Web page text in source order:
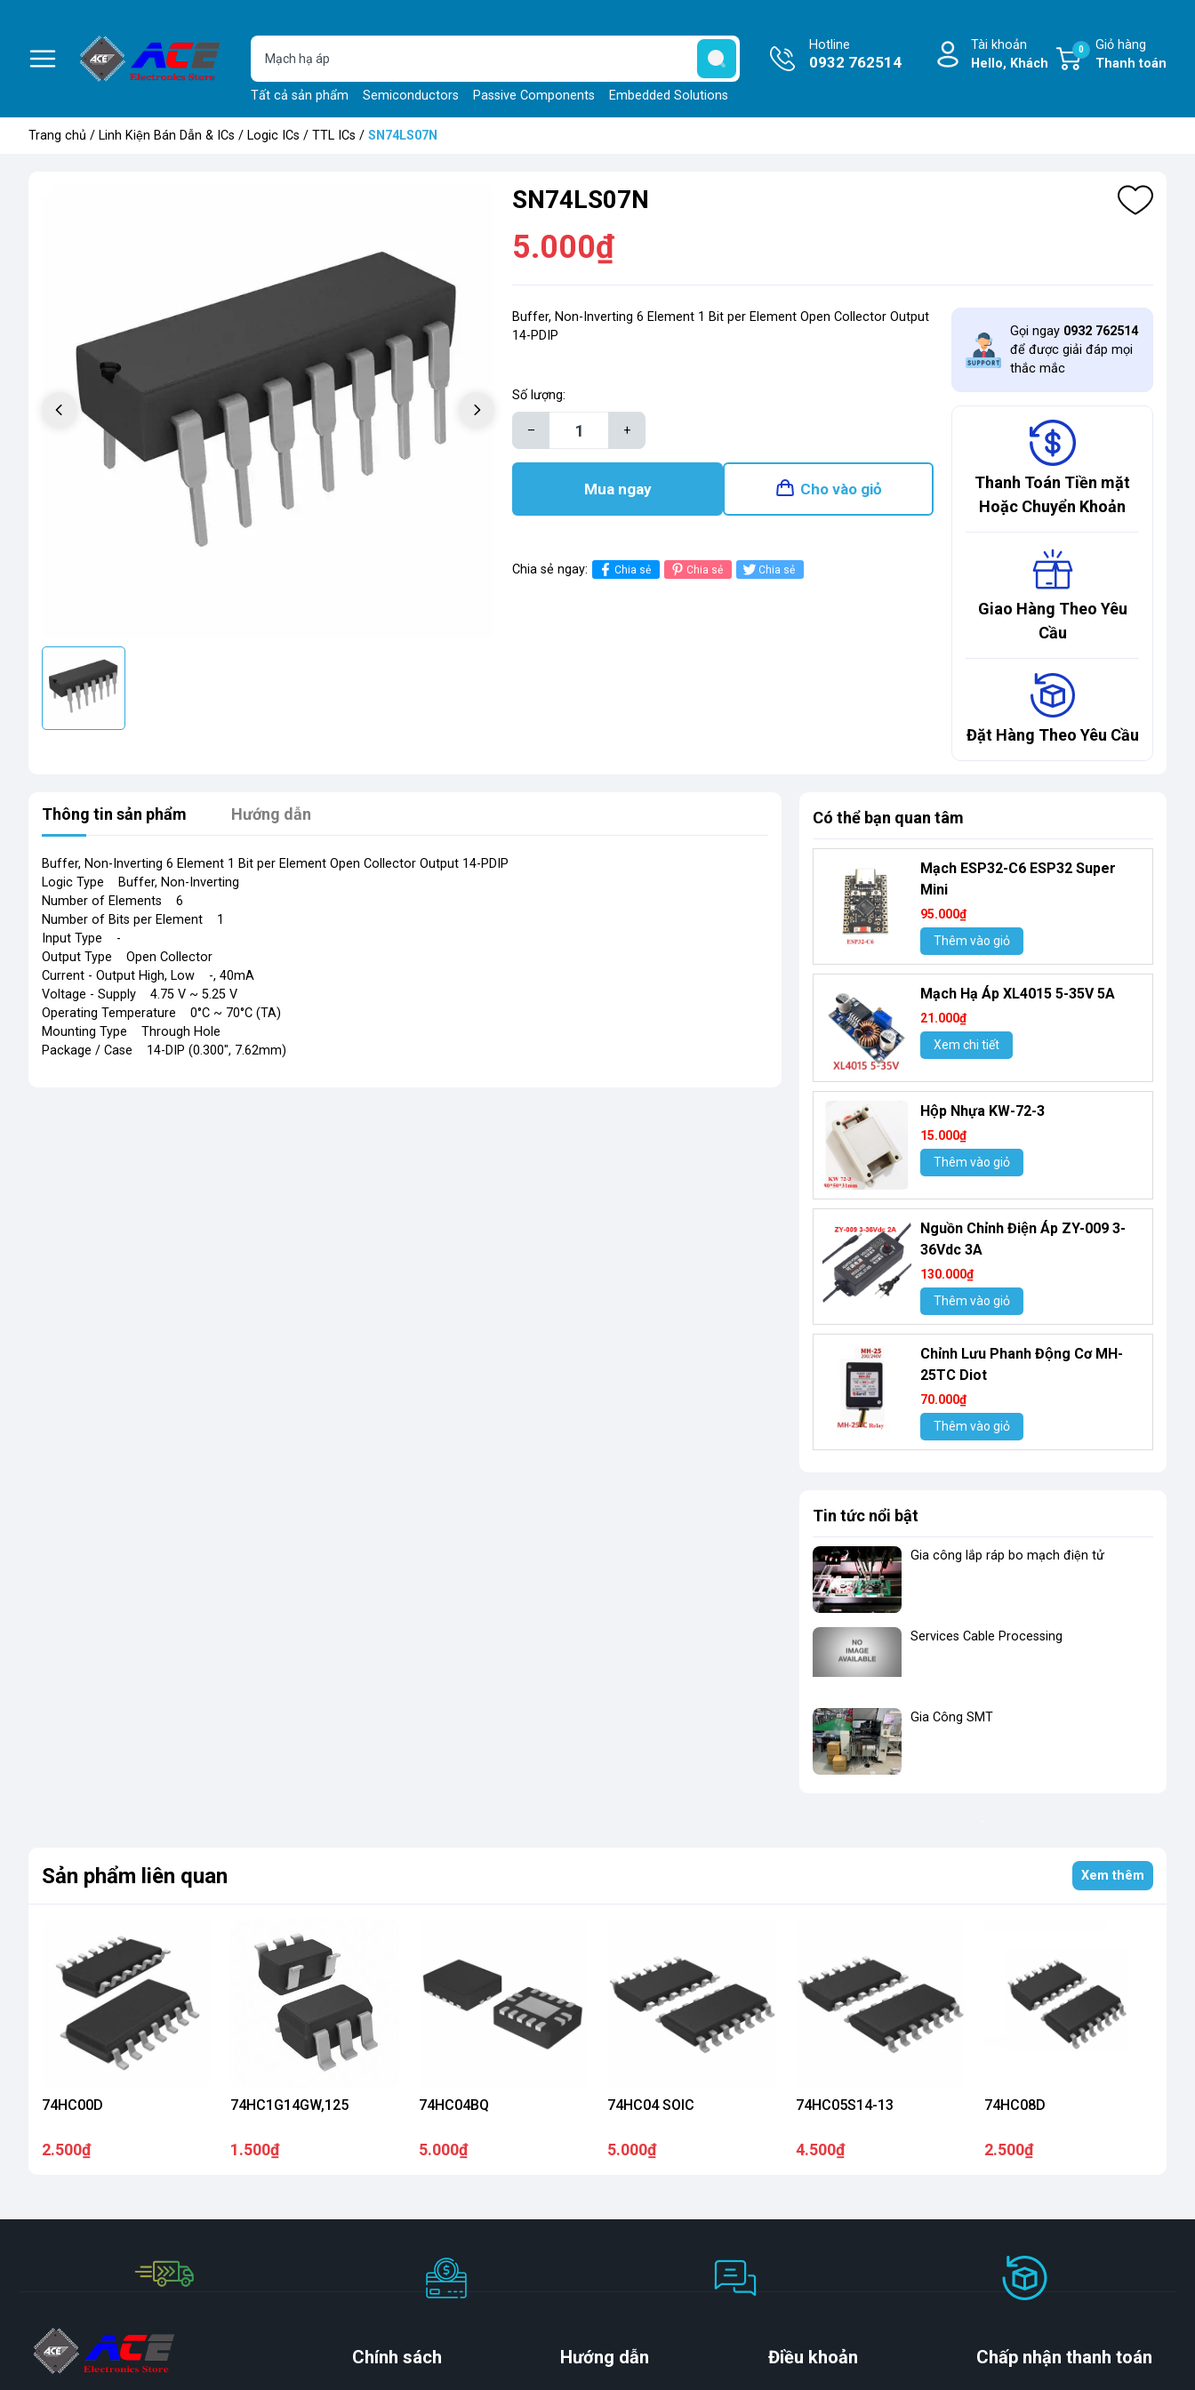
Tất cả sản phẩm Semiconductors Passive Components Embedded Solutions
Hotline
0932 762514
Tài khoản
Hello, Khách
Giỏ hàng
Thanh toán
0
Trang chủ / Linh Kiện Bán Dẫn & ICs / Logic ICs / TTL ICs / SN74LS07N
SN74LS07N
5.000₫
Buffer, Non-Inverting 6 Element 1 Bit per Element Open Collector Output
14-PDIP
Số lượng:
– +
Mua ngay Cho vào giỏ
Chia sẻ ngay: Chia sẻ Chia sẻ Chia sẻ
Gọi ngay 0932 762514
để được giải đáp mọi
thắc mắc
Thanh Toán Tiền mặt
Hoặc Chuyển Khoản
Giao Hàng Theo Yêu
Cầu
Đặt Hàng Theo Yêu Cầu
Thông tin sản phẩm Hướng dẫn
Buffer, Non-Inverting 6 Element 1 Bit per Element Open Collector Output 14-PDIP
Logic Type Buffer, Non-Inverting
Number of Elements 6
Number of Bits per Element 1
Input Type -
Output Type Open Collector
Current - Output High, Low -, 40mA
Voltage - Supply 4.75 V ~ 5.25 V
Operating Temperature 0°C ~ 70°C (TA)
Mounting Type Through Hole
Package / Case 14-DIP (0.300", 7.62mm)
Có thể bạn quan tâm
Mạch ESP32-C6 ESP32 Super
Mini
95.000₫
Thêm vào giỏ
Mạch Hạ Áp XL4015 5-35V 5A
21.000₫
Xem chi tiết
Hộp Nhựa KW-72-3
15.000₫
Thêm vào giỏ
Nguồn Chỉnh Điện Áp ZY-009 3-
36Vdc 3A
130.000₫
Thêm vào giỏ
Chỉnh Lưu Phanh Động Cơ MH-
25TC Diot
70.000₫
Thêm vào giỏ
Tin tức nổi bật
Gia công lắp ráp bo mạch điện tử
Services Cable Processing
Gia Công SMT
Sản phẩm liên quan Xem thêm
74HC00D
2.500₫
74HC1G14GW,125
1.500₫
74HC04BQ
5.000₫
74HC04 SOIC
5.000₫
74HC05S14-13
4.500₫
74HC08D
2.500₫
Chính sách Hướng dẫn Điều khoản Chấp nhận thanh toán